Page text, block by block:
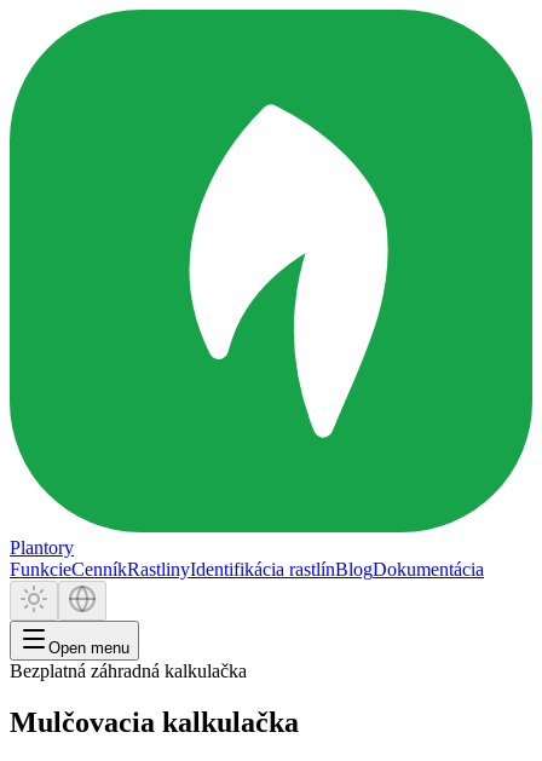
Plantory
FunkcieCenníkRastlinyIdentifikácia rastlínBlogDokumentácia
Open menu
Bezplatná záhradná kalkulačka
Mulčovacia kalkulačka